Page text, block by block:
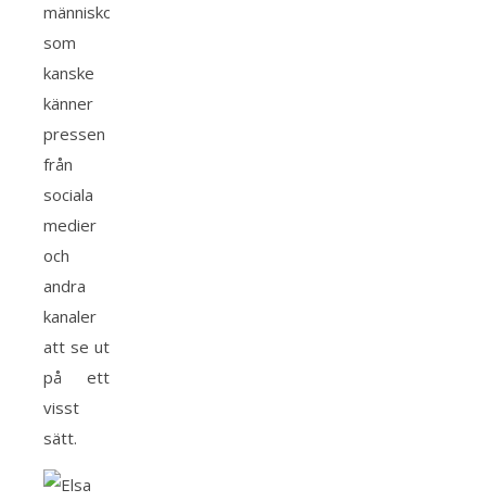
människor
som
kanske
känner
pressen
från
sociala
medier
och
andra
kanaler
att se ut
på ett
visst
sätt.